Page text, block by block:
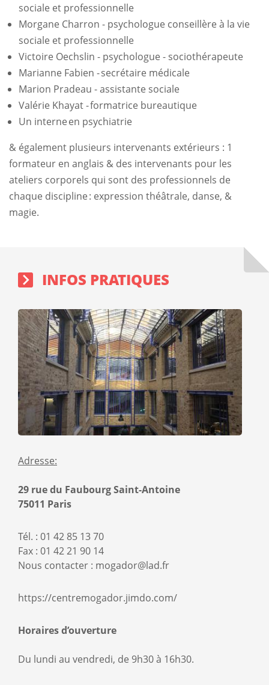
sociale et professionnelle
Morgane Charron - psychologue conseillère à la vie
sociale et professionnelle
Victoire Oechslin - psychologue - sociothérapeute
Marianne Fabien -secrétaire médicale
Marion Pradeau - assistante sociale
Valérie Khayat-formatrice bureautique
Un interneen psychiatrie
& également plusieurs intervenants extérieurs : 1
formateur en anglais & des intervenants pour les
ateliers corporels qui sont des professionnels de
chaque discipline: expression théâtrale, danse, &
magie.
INFOS PRATIQUES
Image
Adresse
Adresse:
29 rue du Faubourg Saint-Antoine
75011 Paris
Tél. : 01 42 85 13 70
Fax : 01 42 21 90 14
Nous contacter : mogador@lad.fr
Lien
https://centremogador.jimdo.com/
Horaires d’ouverture
Du lundi au vendredi, de 9h30 à 16h30.